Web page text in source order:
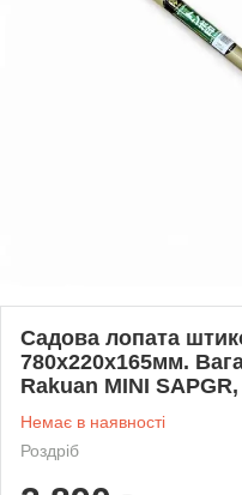
Садова лопата
780х220х165мм.
Rakuan MINI
Немає в наявності
Роздріб